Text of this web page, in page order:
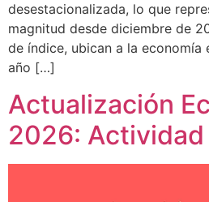
desestacionalizada, lo que
magnitud desde diciembre de
de índice, ubican a la economía
año […]
Actualización
2026: Actividad